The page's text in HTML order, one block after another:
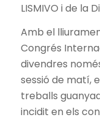
LISMIVO i de la
Amb el
Congrés
divendres
sessió de matí,
treballs
incidit en els